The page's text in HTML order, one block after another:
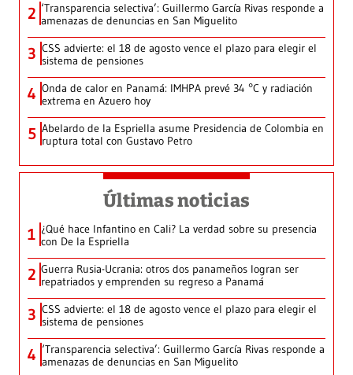
2 ‘Transparencia selectiva’: Guillermo García Rivas responde a
amenazas de denuncias en San Miguelito
3 CSS advierte: el 18 de agosto vence el plazo para elegir el
sistema de pensiones
4 Onda de calor en Panamá: IMHPA prevé 34 °C y radiación
extrema en Azuero hoy
5 Abelardo de la Espriella asume Presidencia de Colombia en
ruptura total con Gustavo Petro
Últimas noticias
1 ¿Qué hace Infantino en Cali? La verdad sobre su presencia
con De la Espriella
2 Guerra Rusia-Ucrania: otros dos panameños logran ser
repatriados y emprenden su regreso a Panamá
3 CSS advierte: el 18 de agosto vence el plazo para elegir el
sistema de pensiones
4 ‘Transparencia selectiva’: Guillermo García Rivas responde a
amenazas de denuncias en San Miguelito